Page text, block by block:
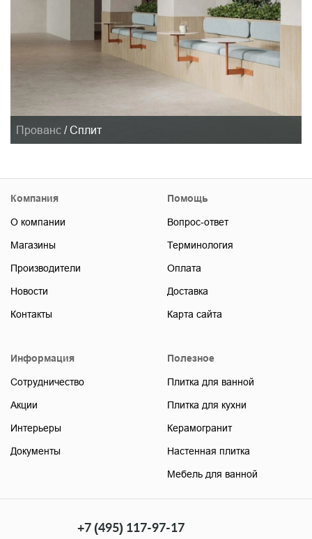
Прованс / Сплит
Компания
О компании
Магазины
Производители
Новости
Контакты
Помощь
Вопрос-ответ
Терминология
Оплата
Доставка
Карта сайта
Информация
Сотрудничество
Акции
Интерьеры
Документы
Полезное
Плитка для ванной
Плитка для кухни
Керамогранит
Настенная плитка
Мебель для ванной
+7 (495) 117-97-17